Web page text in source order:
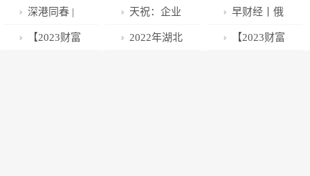
富 市民“菜篮子” |
爱申活暖心春
达189家
休谟：理性是
且只是情绪的
策 太原市近
1.6亿元支持
发展新引擎 晋
源区2023年经
深港同春 |
深港有序恢复
天祝：企业
春节生产忙 助
早财经丨俄
发动“巨大规
【2023财富 2022年湖北 【2023财富